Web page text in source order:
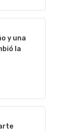
y una
la